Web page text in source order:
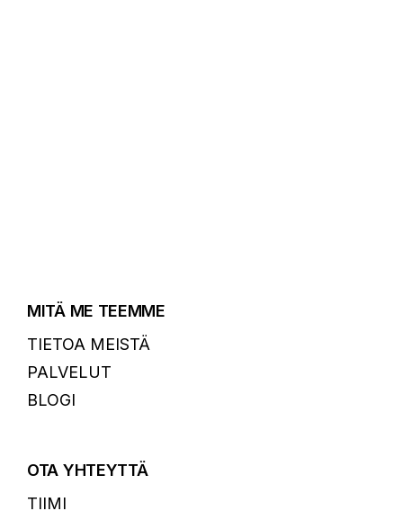
MITÄ ME TEEMME
TIETOA MEISTÄ
PALVELUT
BLOGI
OTA YHTEYTTÄ
TIIMI